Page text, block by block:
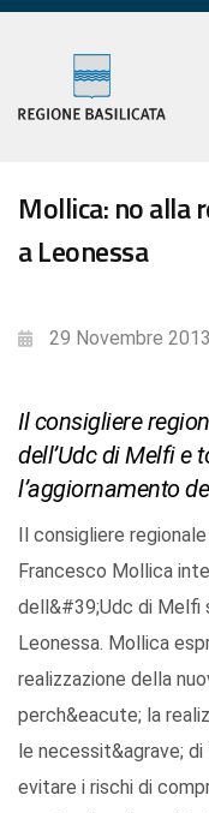
Mollica: no alla
a Leonessa
29 Novembre 2013
Il consigliere
dell’Udc di Melfi e
l’aggiornamento
Il consigliere
Francesco Mollica
dell&#39;Udc di Melfi
Leonessa. Mollica
realizzazione della
perch&eacute; la
le necessit&agrave;
evitare i rischi di